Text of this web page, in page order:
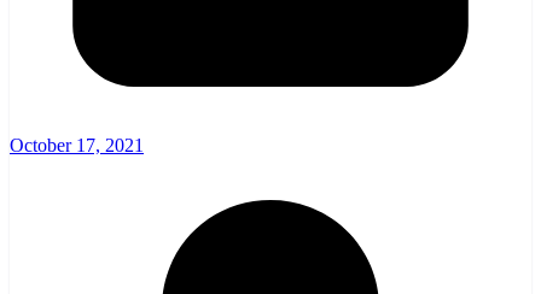
October 17, 2021